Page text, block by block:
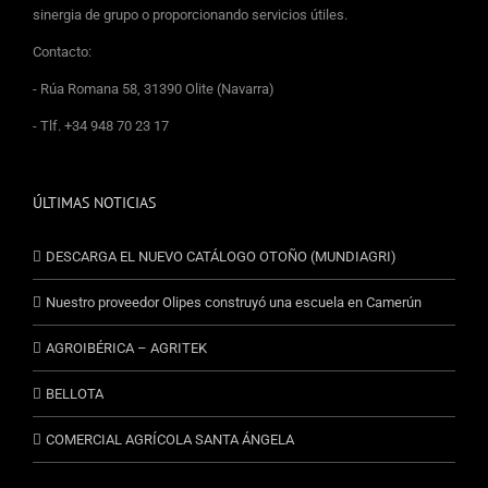
sinergia de grupo o proporcionando servicios útiles.
Contacto:
- Rúa Romana 58, 31390 Olite (Navarra)
- Tlf. +34 948 70 23 17
ÚLTIMAS NOTICIAS
DESCARGA EL NUEVO CATÁLOGO OTOÑO (MUNDIAGRI)
Nuestro proveedor Olipes construyó una escuela en Camerún
AGROIBÉRICA – AGRITEK
BELLOTA
COMERCIAL AGRÍCOLA SANTA ÁNGELA